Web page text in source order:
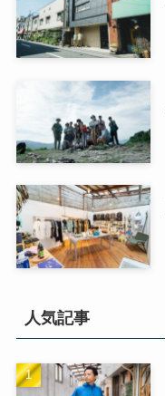
人気記事